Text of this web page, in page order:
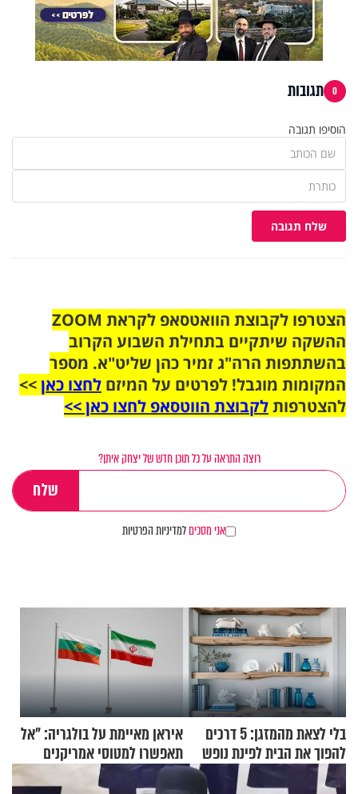
0 תגובות
הוסיפו תגובה
שלח תגובה
הצטרפו לקבוצת הוואטסאפ לקראת ZOOM
ההשקה שיתקיים בתחילת השבוע הקרוב
בהשתתפות הרה"ג זמיר כהן שליט"א. מספר
המקומות מוגבל! לפרטים על המיזם לחצו כאן>>
להצטרפותלקבוצת הווטסאפ לחצו כאן >>
רוצה התראה על כל תוכן חדש של יצחק איתן?
אני מסכיםלמדיניות הפרטיות
בלי לצאת מהמזגן: 5 דרכים
להפוך את הבית לפינת נופש
מעוצבת
איראן מאיימת על בולגריה: "אל
תאפשרו למטוסי אמריקנים
להמריא מהשטח שלכם"